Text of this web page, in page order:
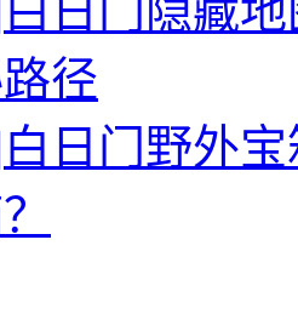
白日门隐藏
径
白日门野外